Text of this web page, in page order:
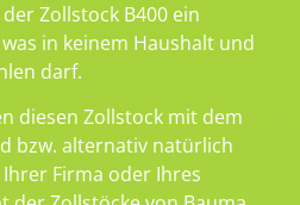
Zollstock B400 ein
in keinem Haushalt und
darf.
diesen Zollstock mit dem
bzw. alternativ natürlich
Firma oder Ihres